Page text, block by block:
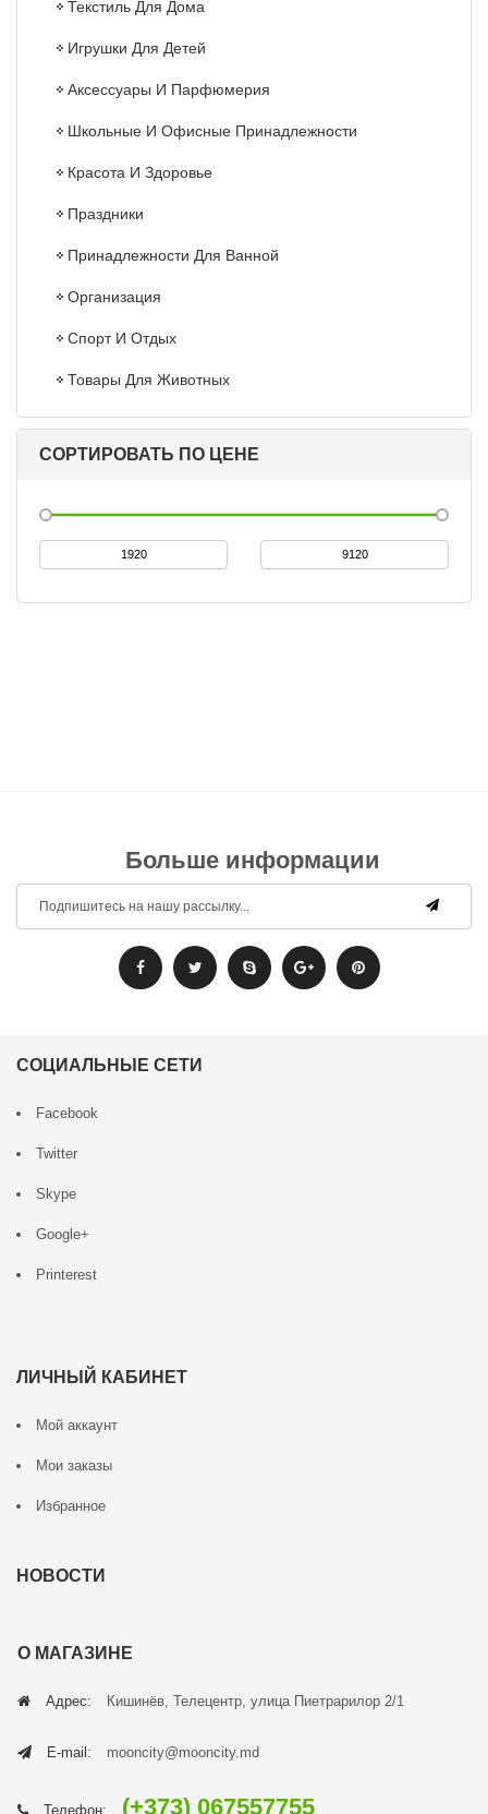
Текстиль Для Дома
Игрушки Для Детей
Аксессуары И Парфюмерия
Школьные И Офисные Принадлежности
Красота И Здоровье
Праздники
Принадлежности Для Ванной
Организация
Спорт И Отдых
Товары Для Животных
СОРТИРОВАТЬ ПО ЦЕНЕ
Больше информации
СОЦИАЛЬНЫЕ СЕТИ
Facebook
Twitter
Skype
Google+
Printerest
ЛИЧНЫЙ КАБИНЕТ
Мой аккаунт
Мои заказы
Избранное
НОВОСТИ
О МАГАЗИНЕ
Адрес: Кишинёв, Телецентр, улица Пиетрарилор 2/1
E-mail: mooncity@mooncity.md
Телефон: (+373) 067557755